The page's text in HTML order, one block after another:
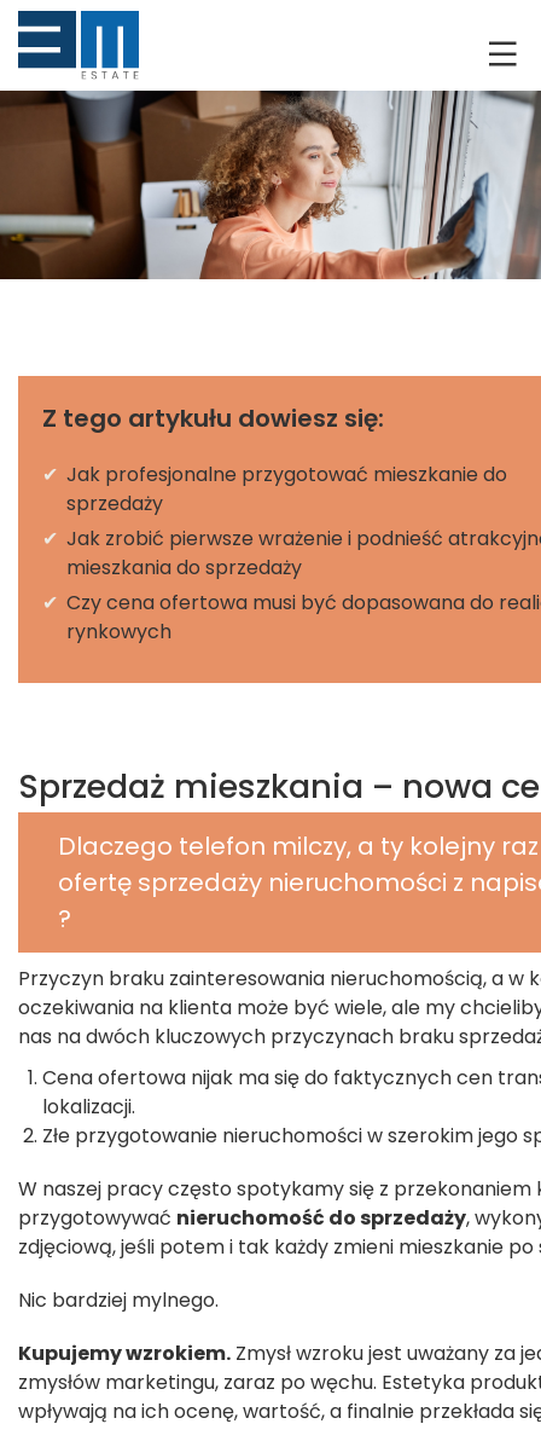
O NAS
KLIENCI
GRUNTY
RYNEK DEWELOPERSKI
BLOG
KONTAKT
Z tego artykułu dowiesz się:
Jak profesjonalne przygotować mieszkanie do
sprzedaży
✔
Jak zrobić pierwsze wrażenie i podnieść
mieszkania do sprzedaży
✔
Czy cena ofertowa musi być dopasowana do
rynkowych
✔
Sprzedaż mieszkania – nowa
Dlaczego telefon milczy, a ty kolejny
ofertę sprzedaży nieruchomości z
?
Przyczyn braku zainteresowania nieruchomością, a w
oczekiwania na klienta może być wiele, ale my
nas na dwóch kluczowych przyczynach braku
Cena ofertowa nijak ma się do faktycznych cen
lokalizacji.
Złe przygotowanie nieruchomości w szerokim jego
W naszej pracy często spotykamy się z przekonaniem
przygotowywać nieruchomość do sprzedaży,
zdjęciową, jeśli potem i tak każdy zmieni mieszkanie po
Nic bardziej mylnego.
Kupujemy wzrokiem. Zmysł wzroku jest uważany za
zmysłów marketingu, zaraz po węchu. Estetyka
wpływają na ich ocenę, wartość, a finalnie przekłada